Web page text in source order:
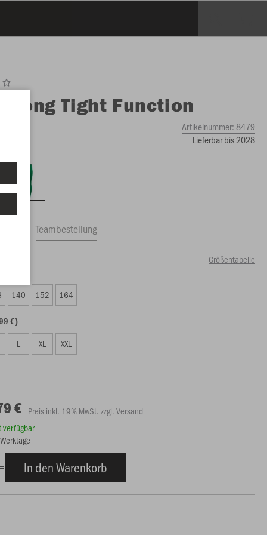
Long Tight Function
Artikelnummer:8479
Lieferbar bis 2028
Teambestellung
Größentabelle
140 152 164
€)
L XL XXL
€ Preis inkl. 19% MwSt. zzgl. Versand
verfügbar
In den Warenkorb